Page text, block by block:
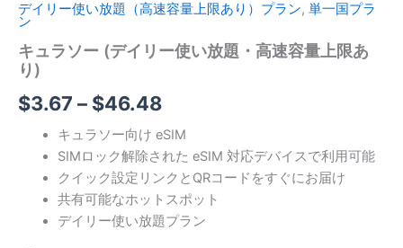
デイリー使い放題（高速容量上限あり）プラン, 単一国プラ
ン
キュラソー (デイリー使い放題・高速容量上限あ
り)
$3.67 – $46.48価
格
帯:
$3.67
–
キュラソー向け eSIM
SIMロック解除された eSIM 対応デバイスで利用可能
クイック設定リンクとQRコードをすぐにお届け
共有可能なホットスポット
デイリー使い放題プラン